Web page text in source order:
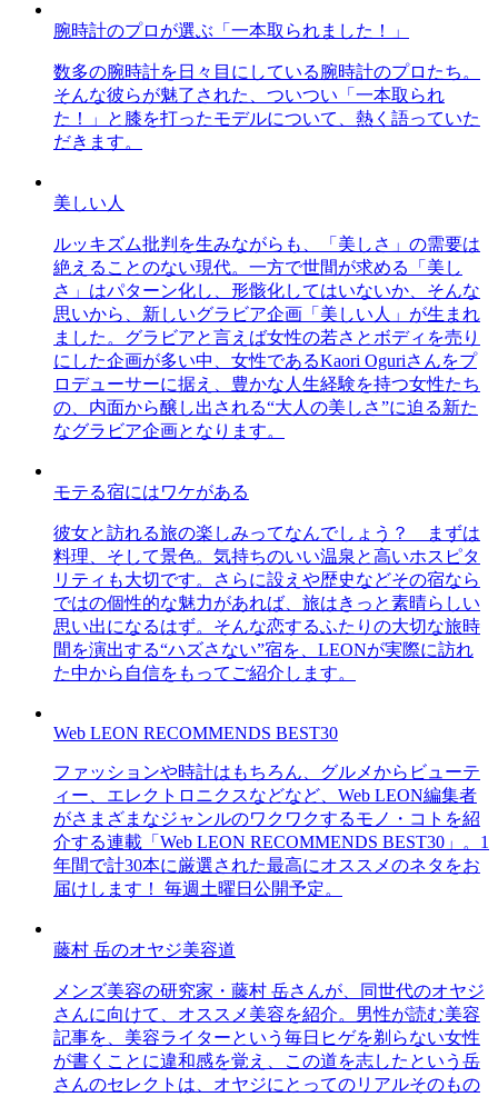
腕時計のプロが選ぶ「一本取られました！」
数多の腕時計を日々目にしている腕時計のプロたち。
そんな彼らが魅了された、ついつい「一本取られ
た！」と膝を打ったモデルについて、熱く語っていた
だきます。
美しい人
ルッキズム批判を生みながらも、「美しさ」の需要は
絶えることのない現代。一方で世間が求める「美し
さ」はパターン化し、形骸化してはいないか、そんな
思いから、新しいグラビア企画「美しい人」が生まれ
ました。グラビアと言えば女性の若さとボディを売り
にした企画が多い中、女性であるKaori Oguriさんをプ
ロデューサーに据え、豊かな人生経験を持つ女性たち
の、内面から醸し出される“大人の美しさ”に迫る新た
なグラビア企画となります。
モテる宿にはワケがある
彼女と訪れる旅の楽しみってなんでしょう？ まずは
料理、そして景色。気持ちのいい温泉と高いホスピタ
リティも大切です。さらに設えや歴史などその宿なら
ではの個性的な魅力があれば、旅はきっと素晴らしい
思い出になるはず。そんな恋するふたりの大切な旅時
間を演出する“ハズさない”宿を、LEONが実際に訪れ
た中から自信をもってご紹介します。
Web LEON RECOMMENDS BEST30
ファッションや時計はもちろん、グルメからビューテ
ィー、エレクトロニクスなどなど、Web LEON編集者
がさまざまなジャンルのワクワクするモノ・コトを紹
介する連載「Web LEON RECOMMENDS BEST30」。1
年間で計30本に厳選された最高にオススメのネタをお
届けします！ 毎週土曜日公開予定。
藤村 岳のオヤジ美容道
メンズ美容の研究家・藤村 岳さんが、同世代のオヤジ
さんに向けて、オススメ美容を紹介。男性が読む美容
記事を、美容ライターという毎日ヒゲを剃らない女性
が書くことに違和感を覚え、この道を志したという岳
さんのセレクトは、オヤジにとってのリアルそのもの